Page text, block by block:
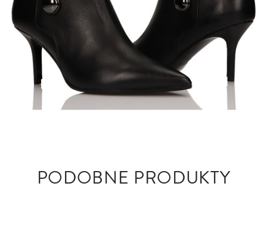
PODOBNE PRODUKTY